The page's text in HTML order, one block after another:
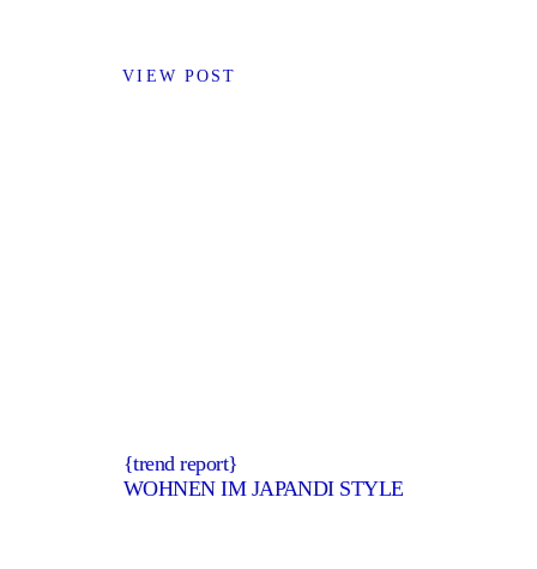
{trend report}
WOHNEN IM JAPANDI STYLE
VIEW POST